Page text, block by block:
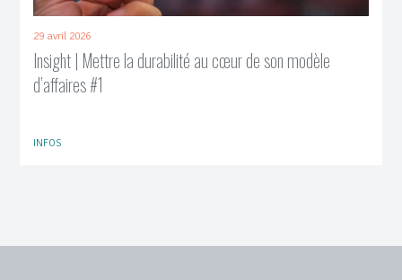
29 avril 2026
Insight | Mettre la durabilité au cœur de son modèle
d’affaires #1
INFOS